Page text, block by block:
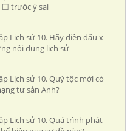
☐ trước ý sai
Lịch sử 10. Hãy điền dấu x
nội dung lịch sử
Lịch sử 10. Quý tộc mới có
tư sản Anh?
Lịch sử 10. Quá trình phát